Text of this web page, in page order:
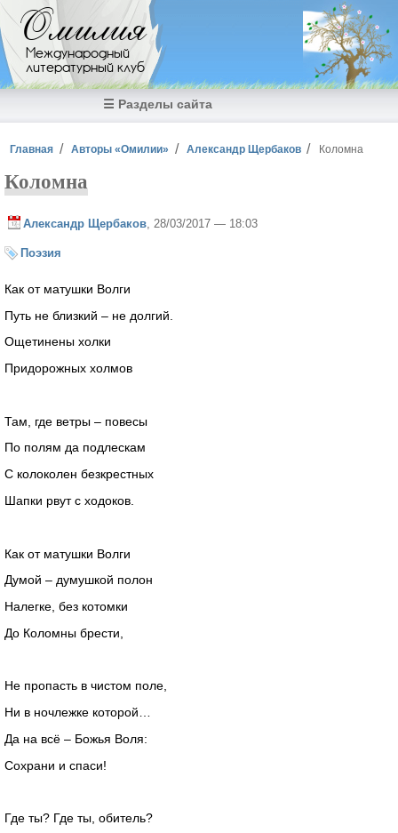
Перейти к основному содержанию
Омилия
Международный
литературный клуб
☰ Разделы сайта
Вы здесь
Главная Авторы «Омилии» Александр Щербаков Коломна
Коломна
Александр Щербаков , 28/03/2017 — 18:03
Поэзия
Как от матушки Волги
Путь не близкий – не долгий.
Ощетинены холки
Придорожных холмов
Там, где ветры – повесы
По полям да подлескам
С колоколен безкрестных
Шапки рвут с ходоков.
Как от матушки Волги
Думой – думушкой полон
Налегке, без котомки
До Коломны брести,
Не пропасть в чистом поле,
Ни в ночлежке которой…
Да на всё – Божья Воля:
Сохрани и спаси!
Где ты? Где ты, обитель?